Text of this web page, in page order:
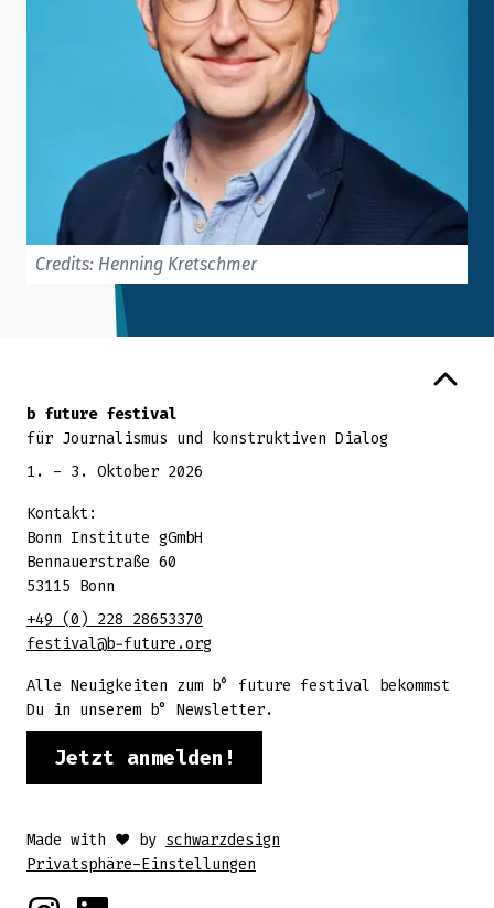
Credits: Henning Kretschmer
b future festival
für Journalismus und konstruktiven Dialog
1. - 3. Oktober 2026
Kontakt:
Bonn Institute gGmbH
Bennauerstraße 60
53115 Bonn
+49 (0) 228 28653370
festival@b-future.org
Alle Neuigkeiten zum b° future festival bekommst
Du in unserem b° Newsletter.
Jetzt anmelden!
Made with ♥ by schwarzdesign
Privatsphäre-Einstellungen
InstagramLinkedin